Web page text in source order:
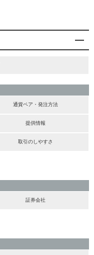
通貨ペア・発注方法
提供情報
取引のしやすさ
証券会社